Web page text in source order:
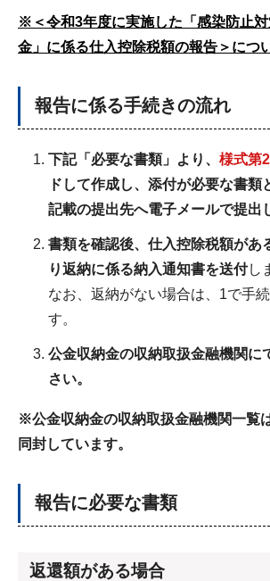
※＜令和3年度に実施した「感染防止
金」に係る仕入控除税額の報告＞につ
報告に係る手続きの流れ
下記「必要な書類」より、 様式第
ドして作成し、添付が必要な書類
記載の提出先へ電子メールで提出
書類を確認後、仕入控除税額があ
り返納に係る納入通知書を送付し
なお、返納がない場合は、1で手
す。
公金収納金の収納取扱金融機関に
さい。
※公金収納金の収納取扱金融機関一覧
同封しています。
報告に必要な書類
返還額がある場合